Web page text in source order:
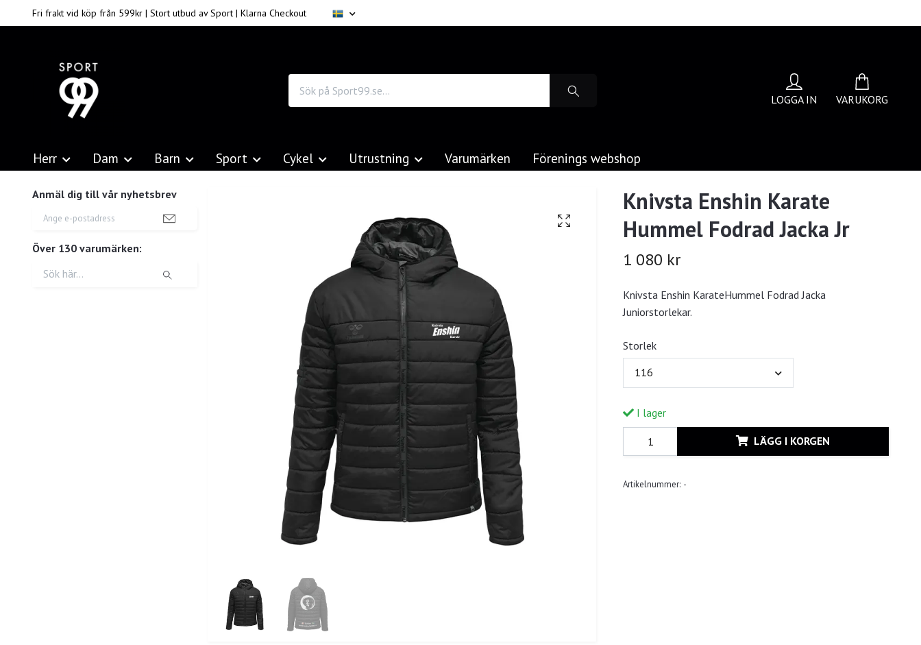
Fri frakt vid köp från 599kr | Stort utbud av Sport | Klarna Checkout
LOGGA IN VARUKORG
Herr Dam Barn Sport Cykel Utrustning Varumärken Förenings webshop
Anmäl dig till vår nyhetsbrev
Över 130 varumärken:
Knivsta Enshin Karate
Hummel Fodrad Jacka Jr
1 080 kr
Knivsta Enshin KarateHummel Fodrad Jacka
Juniorstorlekar.
Storlek
116
I lager
LÄGG I KORGEN
Artikelnummer: -